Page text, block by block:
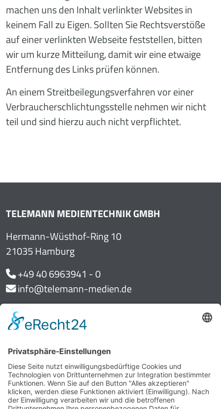
machen uns den Inhalt verlinkter Websites in
keinem Fall zu Eigen. Sollten Sie Rechtsverstöße
auf einer verlinkten Webseite feststellen, bitten
wir um kurze Mitteilung, damit wir eine etwaige
Entfernung des Links prüfen können.
An einem Streitbeilegungsverfahren vor einer
Verbraucherschlichtungsstelle nehmen wir nicht
teil und sind hierzu auch nicht verpflichtet.
TELEMANN MEDIENTECHNIK GMBH
Hermann-Wüsthof-Ring 10
21035 Hamburg
+49 40 6963941 - 0
info@telemann-medien.de
BÜRO BERLIN
Am Borsigturm 27
13507 Berlin
BÜRO BREMERHAVEN
Am Grollhamm 17